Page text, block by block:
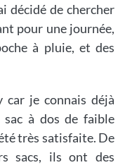
décidé de chercher
pour une journée,
à pluie, et des
car je connais déjà
à dos de faible
très satisfaite. De
sacs, ils ont des